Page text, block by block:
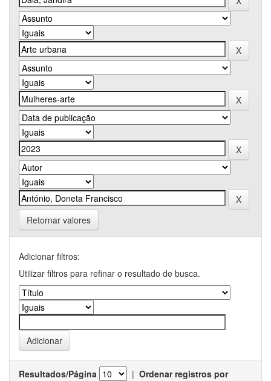
Retornar valores
Adicionar filtros:
Utilizar filtros para refinar o resultado de busca.
Resultados/Página | Ordenar registros por